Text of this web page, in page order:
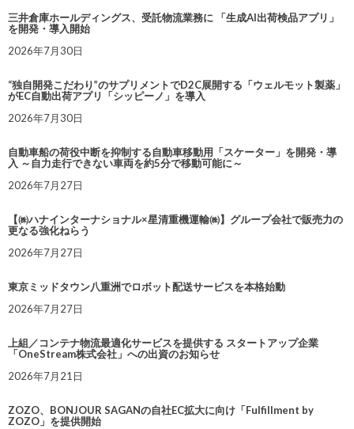
三井倉庫ホールディングス、受託物流業務に 「生成AI出荷検品アプリ」
を開発・導入開始
2026年7月30日
“独自開発こだわり”のサプリメントでD2C展開する「ウェルモット製薬」
がEC自動出荷アプリ「シッピーノ」を導入
2026年7月30日
自動車船の荷役中断を抑制する自動車移動用「スケーター」を開発・導
入 ～自力走行できない車両を約5分で移動可能に～
2026年7月27日
【㈱ハナインターナショナル×星清重機運輸㈱】グループ会社で販売力の
更なる強化ねらう
2026年7月27日
東京ミッドタウン八重洲でロボット配送サービスを本格始動
2026年7月27日
上組／コンテナ物流最適化サービスを提供する スタートアップ企業
「OneStream株式会社」への出資のお知らせ
2026年7月21日
ZOZO、BONJOUR SAGANの自社EC拡大に向け「Fulfillment by
ZOZO」を提供開始